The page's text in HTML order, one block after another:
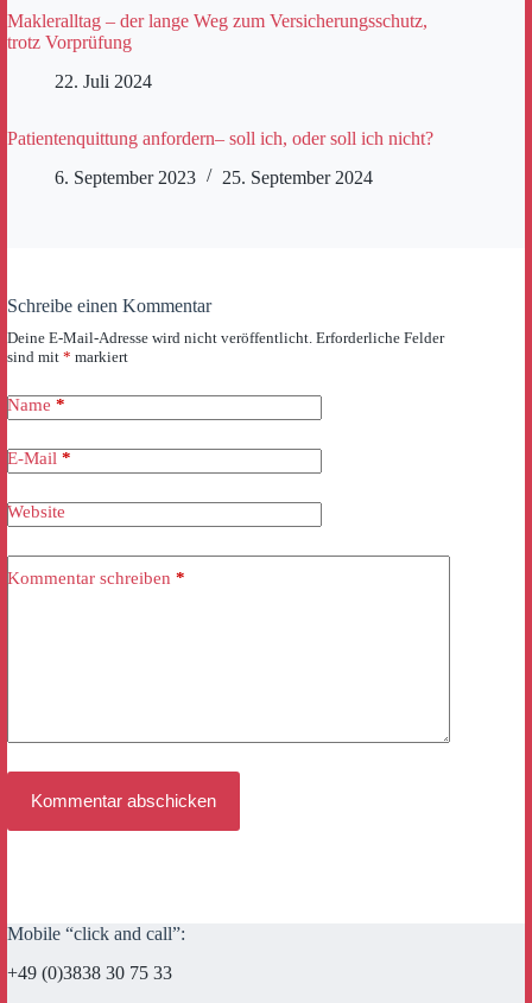
Makleralltag – der lange Weg zum Versicherungsschutz,
trotz Vorprüfung
22. Juli 2024
Patientenquittung anfordern– soll ich, oder soll ich nicht?
6. September 2023
25. September 2024
Schreibe einen Kommentar
Deine E-Mail-Adresse wird nicht veröffentlicht. Erforderliche Felder
sind mit * markiert
Name *
E-Mail *
Website
Kommentar schreiben *
Kommentar abschicken
Mobile “click and call”:
+49 (0)3838 30 75 33